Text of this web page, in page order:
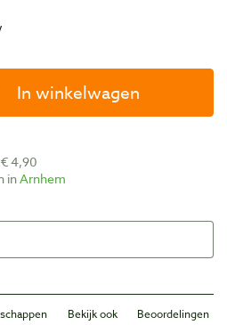
In winkelwagen
4,90
inArnhem
Bekijk ook Beoordelingen